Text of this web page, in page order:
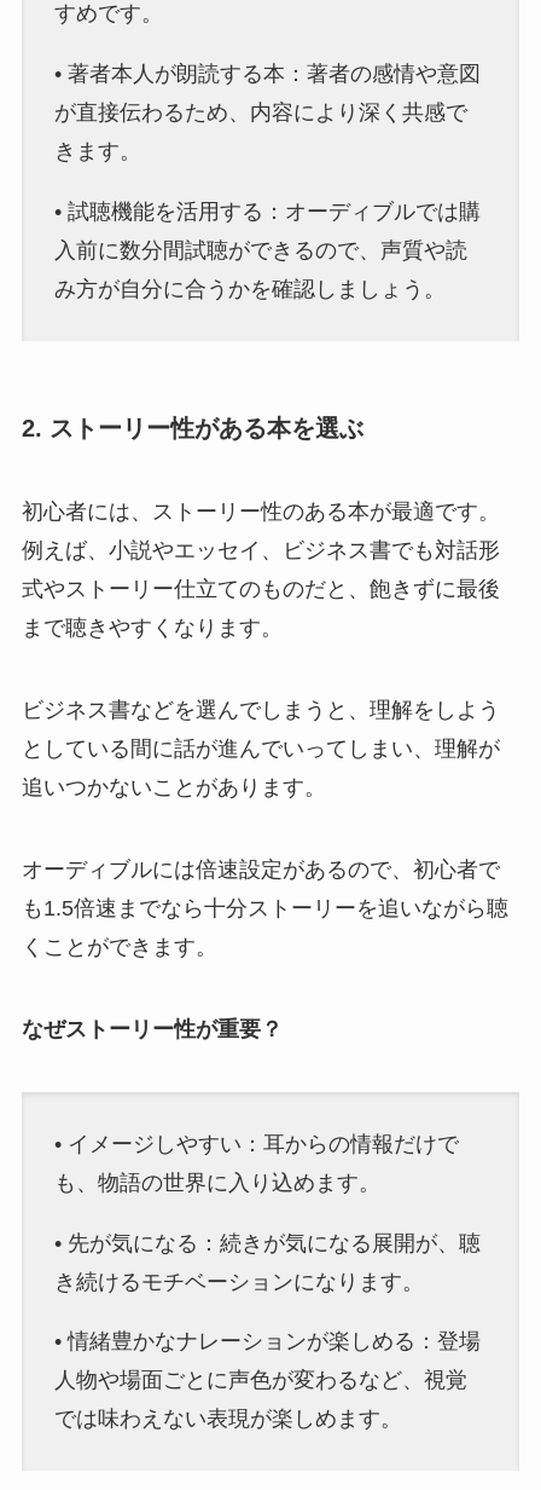
すめです。
• 著者本人が朗読する本：著者の感情や意図
が直接伝わるため、内容により深く共感で
きます。
• 試聴機能を活用する：オーディブルでは購
入前に数分間試聴ができるので、声質や読
み方が自分に合うかを確認しましょう。
2. ストーリー性がある本を選ぶ
初心者には、ストーリー性のある本が最適です。
例えば、小説やエッセイ、ビジネス書でも対話形
式やストーリー仕立てのものだと、飽きずに最後
まで聴きやすくなります。
ビジネス書などを選んでしまうと、理解をしよう
としている間に話が進んでいってしまい、理解が
追いつかないことがあります。
オーディブルには倍速設定があるので、初心者で
も1.5倍速までなら十分ストーリーを追いながら聴
くことができます。
なぜストーリー性が重要？
• イメージしやすい：耳からの情報だけで
も、物語の世界に入り込めます。
• 先が気になる：続きが気になる展開が、聴
き続けるモチベーションになります。
• 情緒豊かなナレーションが楽しめる：登場
人物や場面ごとに声色が変わるなど、視覚
では味わえない表現が楽しめます。